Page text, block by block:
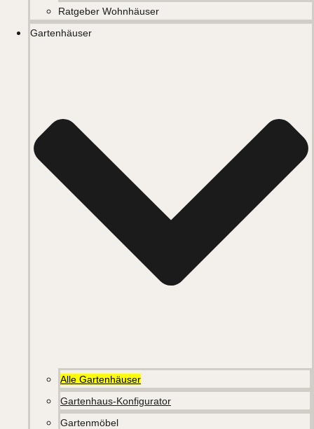
Ratgeber Wohnhäuser
Gartenhäuser
Alle Gartenhäuser
Gartenhaus-Konfigurator
Gartenmöbel